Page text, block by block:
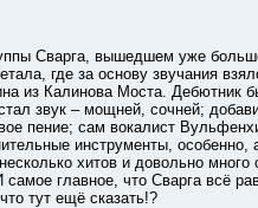
Сварга, вышедшем уже
где за основу звучания
из Калинова Моста. Дебютник
звук – мощней, сочней;
пение; сам вокалист
инструменты, особенно,
хитов и довольно много
главное, что Сварга всё
тут ещё сказать!?